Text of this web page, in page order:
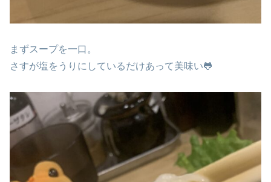
まずスープを一口。
さすが塩をうりにしているだけあって美味い🐸